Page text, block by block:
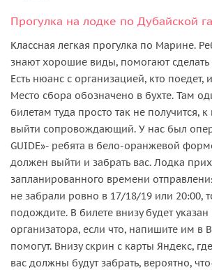
Прогулка на лодке по Дубайской
Классная легкая прогулка по Марине.
знают хорошие виды, помогают
Есть нюанс с организацией, кто поедет,
Место сбора обозначено в бухте. Там
билетам туда просто так не получится,
выйти сопровождающий. У нас был
GUIDE»- ребята в бело-оранжевой
должен выйти и забрать вас. Лодка
запланированного времени
не забрали ровно в 17/18/19 или 20:00,
подождите. В билете внизу будет
организатора, если что, напишите им в
помогут. Внизу скрин с карты Яндекс,
вас должны будут забрать, вероятно,